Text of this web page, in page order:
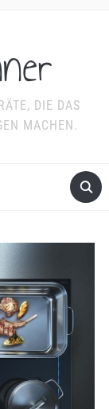
DIE DAS
MACHEN.